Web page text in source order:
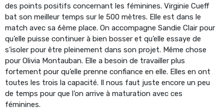
des points positifs concernant les féminines. Virginie Cueff
bat son meilleur temps sur le 500 mètres. Elle est dans le
match avec sa 6ème place. On accompagne Sandie Clair pour
qu’elle puisse continuer à bien bosser et qu’elle essaye de
s’isoler pour être pleinement dans son projet. Même chose
pour Olivia Montauban. Elle a besoin de travailler plus
fortement pour qu’elle prenne confiance en elle. Elles en ont
toutes les trois la capacité. Il nous faut juste encore un peu
de temps pour que l’on arrive à maturation avec ces
féminines.